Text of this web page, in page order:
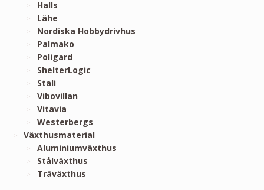
Halls
Lähe
Nordiska Hobbydrivhus
Palmako
Poligard
ShelterLogic
Stali
Vibovillan
Vitavia
Westerbergs
Växthusmaterial
Aluminiumväxthus
Stålväxthus
Träväxthus